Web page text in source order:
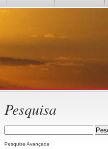
Pesquisa
Pesquisa Avançada